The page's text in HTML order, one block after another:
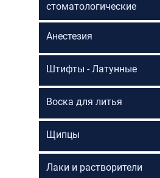
стоматологические
Анестезия
Штифты - Латунные
Воска для литья
Щипцы
Лаки и растворители